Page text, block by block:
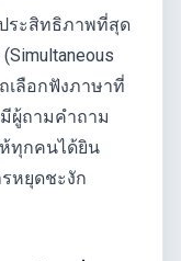
ระสิทธิภาพที่สุด
เลือกฟังภาษาที่
ผู้ถามคำถาม
ทุกคนได้ยิน
หยุดชะงัก